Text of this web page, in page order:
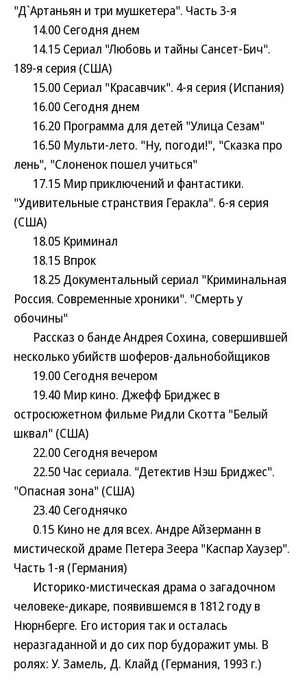
"Д`Артаньян и три мушкетера". Часть 3-я
14.00 Сегодня днем
14.15 Сериал "Любовь и тайны Сансет-Бич".
189-я серия (США)
15.00 Сериал "Красавчик". 4-я серия (Испания)
16.00 Сегодня днем
16.20 Программа для детей "Улица Сезам"
16.50 Мульти-лето. "Ну, погоди!", "Сказка про
лень", "Слоненок пошел учиться"
17.15 Мир приключений и фантастики.
"Удивительные странствия Геракла". 6-я серия
(США)
18.05 Криминал
18.15 Впрок
18.25 Документальный сериал "Криминальная
Россия. Современные хроники". "Смерть у
обочины"
Рассказ о банде Андрея Сохина, совершившей
несколько убийств шоферов-дальнобойщиков
19.00 Сегодня вечером
19.40 Мир кино. Джефф Бриджес в
остросюжетном фильме Ридли Скотта "Белый
шквал" (США)
22.00 Сегодня вечером
22.50 Час сериала. "Детектив Нэш Бриджес".
"Опасная зона" (США)
23.40 Сегоднячко
0.15 Кино не для всех. Андре Айзерманн в
мистической драме Петера Зеера "Каспар Хаузер".
Часть 1-я (Германия)
Историко-мистическая драма о загадочном
человеке-дикаре, появившемся в 1812 году в
Нюрнберге. Его история так и осталась
неразгаданной и до сих пор будоражит умы. В
ролях: У. Замель, Д. Клайд (Германия, 1993 г.)